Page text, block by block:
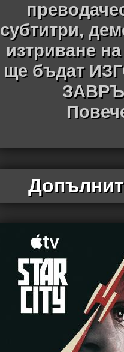
субтитри,
изтриване
ще бъдат